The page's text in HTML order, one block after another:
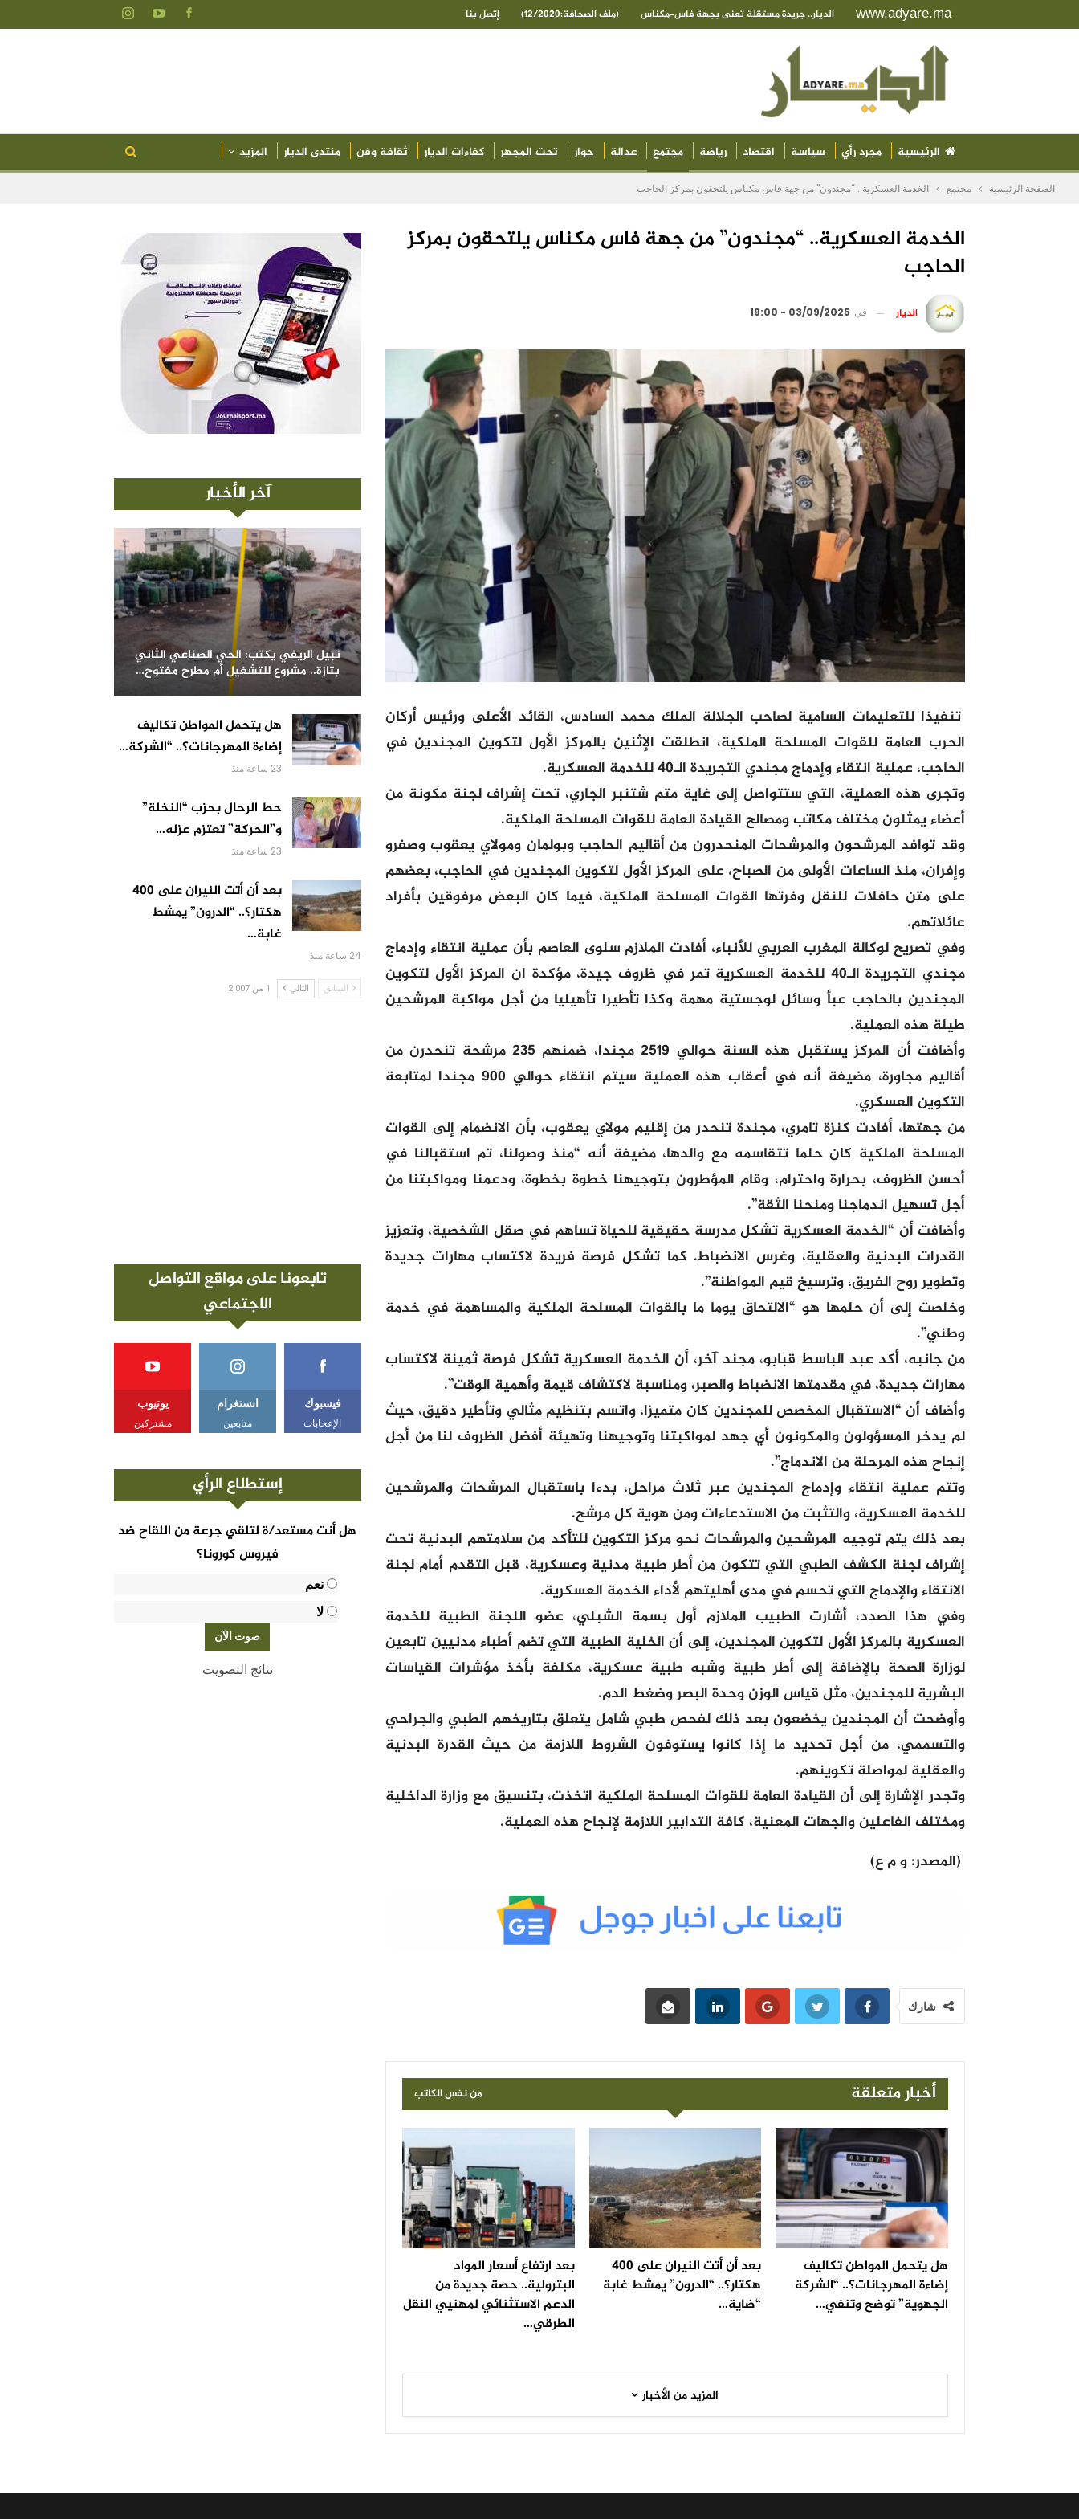
www.adyare.ma الديار.. جريدة مستقلة تعنى بجهة فاس-مكناس (ملف الصحافة:12/2020) إتصل بنا
الرئيسية مجرد رأي سياسة اقتصاد رياضة مجتمع عدالة حوار تحت المجهر كفاءات الديار ثقافة وفن منتدى الديار المزيد
الصفحة الرئيسية مجتمع الخدمة العسكرية.. “مجندون” من جهة فاس مكناس يلتحقون بمركز الحاجب
الخدمة العسكرية.. “مجندون” من جهة فاس مكناس يلتحقون بمركز
الحاجب
الديار في 03/09/2025 - 19:00
تنفيذا للتعليمات السامية لصاحب الجلالة الملك محمد السادس، القائد الأعلى ورئيس أركان
الحرب العامة للقوات المسلحة الملكية، انطلقت الإثنين بالمركز الأول لتكوين المجندين في
الحاجب، عملية انتقاء وإدماج مجندي التجريدة الـ40 للخدمة العسكرية.
وتجرى هذه العملية، التي ستتواصل إلى غاية متم شتنبر الجاري، تحت إشراف لجنة مكونة من
أعضاء يمثلون مختلف مكاتب ومصالح القيادة العامة للقوات المسلحة الملكية.
وقد توافد المرشحون والمرشحات المنحدرون من أقاليم الحاجب وبولمان ومولاي يعقوب وصفرو
وإفران، منذ الساعات الأولى من الصباح، على المركز الأول لتكوين المجندين في الحاجب، بعضهم
على متن حافلات للنقل وفرتها القوات المسلحة الملكية، فيما كان البعض مرفوقين بأفراد
عائلاتهم.
وفي تصريح لوكالة المغرب العربي للأنباء، أفادت الملازم سلوى العاصم بأن عملية انتقاء وإدماج
مجندي التجريدة الـ40 للخدمة العسكرية تمر في ظروف جيدة، مؤكدة ان المركز الأول لتكوين
المجندين بالحاجب عبأ وسائل لوجستية مهمة وكذا تأطيرا تأهيليا من أجل مواكبة المرشحين
طيلة هذه العملية.
وأضافت أن المركز يستقبل هذه السنة حوالي 2519 مجندا، ضمنهم 235 مرشحة تنحدرن من
أقاليم مجاورة، مضيفة أنه في أعقاب هذه العملية سيتم انتقاء حوالي 900 مجندا لمتابعة
التكوين العسكري.
من جهتها، أفادت كنزة تامري، مجندة تنحدر من إقليم مولاي يعقوب، بأن الانضمام إلى القوات
المسلحة الملكية كان حلما تتقاسمه مع والدها، مضيفة أنه “منذ وصولنا، تم استقبالنا في
أحسن الظروف، بحرارة واحترام، وقام المؤطرون بتوجيهنا خطوة بخطوة، ودعمنا ومواكبتنا من
أجل تسهيل اندماجنا ومنحنا الثقة”.
وأضافت أن “الخدمة العسكرية تشكل مدرسة حقيقية للحياة تساهم في صقل الشخصية، وتعزيز
القدرات البدنية والعقلية، وغرس الانضباط. كما تشكل فرصة فريدة لاكتساب مهارات جديدة
وتطوير روح الفريق، وترسيخ قيم المواطنة”.
وخلصت إلى أن حلمها هو “الالتحاق يوما ما بالقوات المسلحة الملكية والمساهمة في خدمة
وطني”.
من جانبه، أكد عبد الباسط قبابو، مجند آخر، أن الخدمة العسكرية تشكل فرصة ثمينة لاكتساب
مهارات جديدة، في مقدمتها الانضباط والصبر، ومناسبة لاكتشاف قيمة وأهمية الوقت”.
وأضاف أن “الاستقبال المخصص للمجندين كان متميزا، واتسم بتنظيم مثالي وتأطير دقيق، حيث
لم يدخر المسؤولون والمكونون أي جهد لمواكبتنا وتوجيهنا وتهيئة أفضل الظروف لنا من أجل
إنجاح هذه المرحلة من الاندماج”.
وتتم عملية انتقاء وإدماج المجندين عبر ثلاث مراحل، بدءا باستقبال المرشحات والمرشحين
للخدمة العسكرية، والتثبت من الاستدعاءات ومن هوية كل مرشح.
بعد ذلك يتم توجيه المرشحين والمرشحات نحو مركز التكوين للتأكد من سلامتهم البدنية تحت
إشراف لجنة الكشف الطبي التي تتكون من أطر طبية مدنية وعسكرية، قبل التقدم أمام لجنة
الانتقاء والإدماج التي تحسم في مدى أهليتهم لأداء الخدمة العسكرية.
وفي هذا الصدد، أشارت الطبيب الملازم أول بسمة الشبلي، عضو اللجنة الطبية للخدمة
العسكرية بالمركز الأول لتكوين المجندين، إلى أن الخلية الطبية التي تضم أطباء مدنيين تابعين
لوزارة الصحة بالإضافة إلى أطر طبية وشبه طبية عسكرية، مكلفة بأخذ مؤشرات القياسات
البشرية للمجندين، مثل قياس الوزن وحدة البصر وضغط الدم.
وأوضحت أن المجندين يخضعون بعد ذلك لفحص طبي شامل يتعلق بتاريخهم الطبي والجراحي
والتسممي، من أجل تحديد ما إذا كانوا يستوفون الشروط اللازمة من حيث القدرة البدنية
والعقلية لمواصلة تكوينهم.
وتجدر الإشارة إلى أن القيادة العامة للقوات المسلحة الملكية اتخذت، بتنسيق مع وزارة الداخلية
ومختلف الفاعلين والجهات المعنية، كافة التدابير اللازمة لإنجاح هذه العملية.
(المصدر: و م ع)
شارك
أخبار متعلقة من نفس الكاتب
هل يتحمل المواطن تكاليف
إضاءة المهرجانات؟.. “الشركة
الجهوية” توضح وتنفي…
بعد أن أتت النيران على 400
هكتار؟.. “الدرون” يمشط غابة
“ضاية…
بعد ارتفاع أسعار المواد
البترولية.. حصة جديدة من
الدعم الاستثنائي لمهنيي النقل
الطرقي…
المزيد من الأخبار
آخر الأخبار
نبيل الريفي يكتب: الحي الصناعي الثاني
بتازة.. مشروع للتشغيل أم مطرح مفتوح…
هل يتحمل المواطن تكاليف
إضاءة المهرجانات؟.. “الشركة…
23 ساعة منذ
حط الرحال بحزب “النخلة”
و”الحركة” تعتزم عزله…
23 ساعة منذ
بعد أن أتت النيران على 400
هكتار؟.. “الدرون” يمشط
غابة…
24 ساعة منذ
السابق التالي 1 من 2,007
تابعونا على مواقع التواصل
الاجتماعي
فيسبوك
الإعجابات
انستغرام
متابعين
يوتيوب
مشتركين
إستطلاع الرأي
هل أنت مستعد/ة لتلقي جرعة من اللقاح ضد
فيروس كورونا؟
نعم
لا
نتائج التصويت